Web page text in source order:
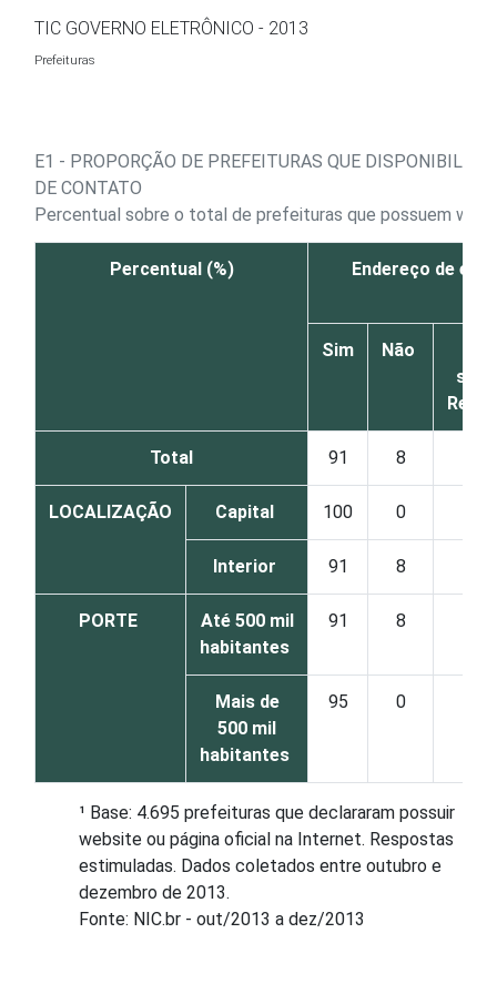
TIC GOVERNO ELETRÔNICO - 2013
Prefeituras
E1 - PROPORÇÃO DE PREFEITURAS QUE
DE CONTATO
Percentual sobre o total de prefeituras que possuem
Percentual (%) Endereço de e-
Sim Não
Total 91 8
LOCALIZAÇÃO Capital 100 0
Interior 91 8
PORTE
Até 500 mil
habitantes
91 8
Mais de
500 mil
habitantes
95 0
¹ Base: 4.695 prefeituras que declararam possuir
website ou página oficial na Internet. Respostas
estimuladas. Dados coletados entre outubro e
dezembro de 2013.
Fonte: NIC.br - out/2013 a dez/2013